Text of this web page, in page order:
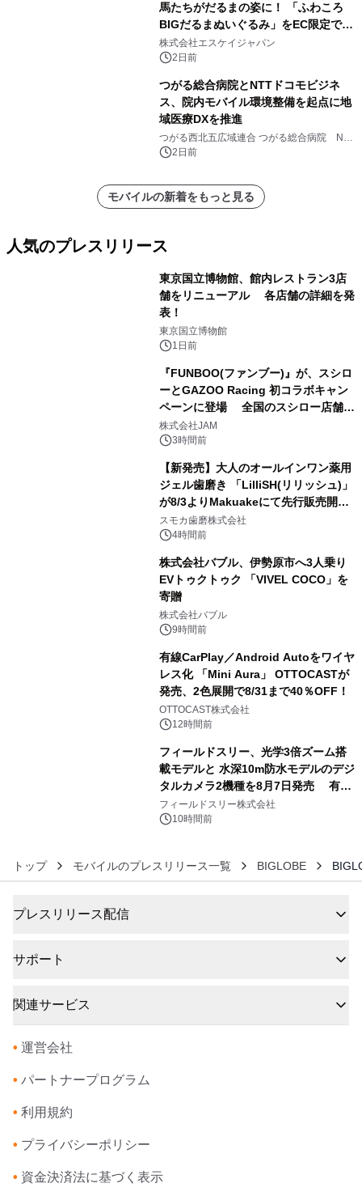
馬たちがだるまの姿に！ 「ふわころ
BIGだるまぬいぐるみ」をEC限定で受
注販売開始
株式会社エスケイジャパン
2日前
つがる総合病院とNTTドコモビジネ
ス、院内モバイル環境整備を起点に地
域医療DXを推進
つがる西北五広域連合 つがる総合病院 NTT
ドコモビジネス株式会社
2日前
モバイルの新着をもっと見る
人気のプレスリリース
東京国立博物館、館内レストラン3店
舗をリニューアル 各店舗の詳細を発
表！
東京国立博物館
1日前
『FUNBOO(ファンブー)』が、スシロ
ーとGAZOO Racing 初コラボキャン
ペーンに登場 全国のスシロー店舗で
GR 4車種の FUNBOO(ミニカー)付き
メニューが展開されます
株式会社JAM
3時間前
【新発売】大人のオールインワン薬用
ジェル歯磨き 「LilliSH(リリッシュ)」
が8/3よりMakuakeにて先行販売開
始！
スモカ歯磨株式会社
4時間前
株式会社バブル、伊勢原市へ3人乗り
EVトゥクトゥク 「VIVEL COCO」を
寄贈
株式会社バブル
9時間前
有線CarPlay／Android Autoをワイヤ
レス化 「Mini Aura」 OTTOCASTが
発売、2色展開で8/31まで40％OFF！
OTTOCAST株式会社
12時間前
フィールドスリー、光学3倍ズーム搭
載モデルと 水深10m防水モデルのデジ
タルカメラ2機種を8月7日発売 有効
約1300万画素、用途別に選べるコンデ
ジ新登場
フィールドスリー株式会社
10時間前
トップ モバイルのプレスリリース一覧 BIGLOBE
プレスリリース配信
サポート
関連サービス
• 運営会社
• パートナープログラム
• 利用規約
• プライバシーポリシー
• 資金決済法に基づく表示